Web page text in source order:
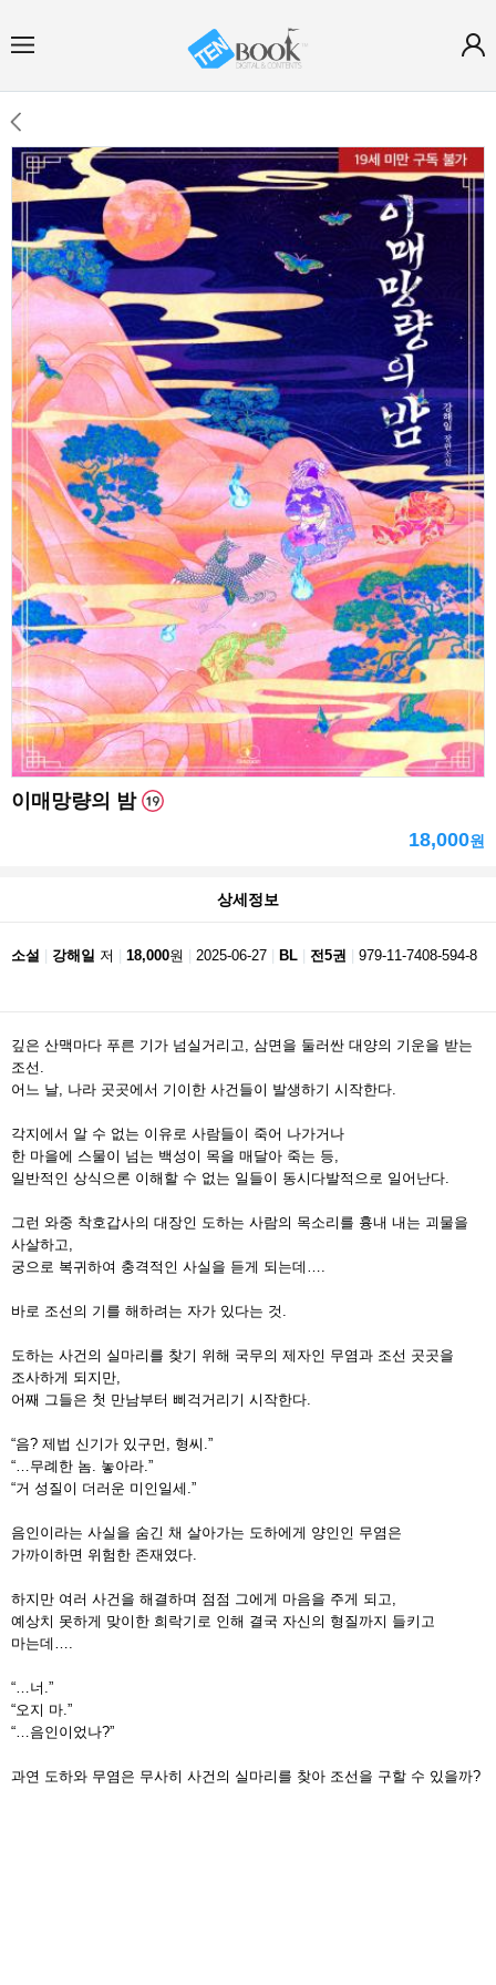
이매망량의 밤
18,000원
상세정보
소설 강해일 저 18,000원 2025-06-27 BL 전5권 979-11-7408-594-8
깊은 산맥마다 푸른 기가 넘실거리고, 삼면을 둘러싼 대양의 기운을 받는
조선.
어느 날, 나라 곳곳에서 기이한 사건들이 발생하기 시작한다.
각지에서 알 수 없는 이유로 사람들이 죽어 나가거나
한 마을에 스물이 넘는 백성이 목을 매달아 죽는 등,
일반적인 상식으론 이해할 수 없는 일들이 동시다발적으로 일어난다.
그런 와중 착호갑사의 대장인 도하는 사람의 목소리를 흉내 내는 괴물을
사살하고,
궁으로 복귀하여 충격적인 사실을 듣게 되는데….
바로 조선의 기를 해하려는 자가 있다는 것.
도하는 사건의 실마리를 찾기 위해 국무의 제자인 무염과 조선 곳곳을
조사하게 되지만,
어째 그들은 첫 만남부터 삐걱거리기 시작한다.
“음? 제법 신기가 있구먼, 형씨.”
“…무례한 놈. 놓아라.”
“거 성질이 더러운 미인일세.”
음인이라는 사실을 숨긴 채 살아가는 도하에게 양인인 무염은
가까이하면 위험한 존재였다.
하지만 여러 사건을 해결하며 점점 그에게 마음을 주게 되고,
예상치 못하게 맞이한 희락기로 인해 결국 자신의 형질까지 들키고
마는데….
“…너.”
“오지 마.”
“…음인이었나?”
과연 도하와 무염은 무사히 사건의 실마리를 찾아 조선을 구할 수 있을까?